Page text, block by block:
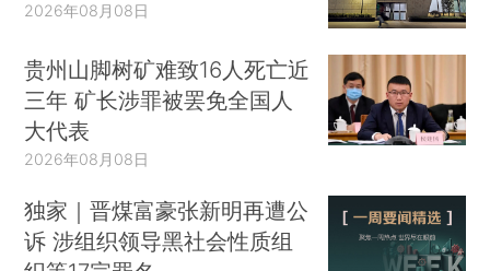
2026年08月08日
贵州山脚树矿难致16人死亡近
三年 矿长涉罪被罢免全国人
大代表
2026年08月08日
独家｜晋煤富豪张新明再遭公
诉 涉组织领导黑社会性质组